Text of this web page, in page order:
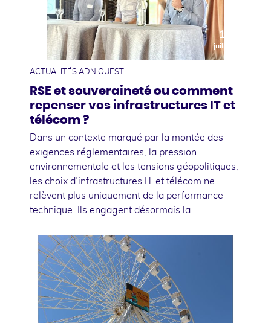
10
juillet
ACTUALITÉS ADN OUEST
RSE et souveraineté ou comment
repenser vos infrastructures IT et
télécom ?
Dans un contexte marqué par la montée des
exigences réglementaires, la pression
environnementale et les tensions géopolitiques,
les choix d’infrastructures IT et télécom ne
relèvent plus uniquement de la performance
technique. Ils engagent désormais la …